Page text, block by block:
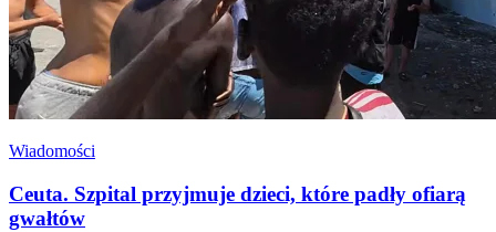
Wiadomości
Ceuta. Szpital przyjmuje dzieci, które padły ofiarą
gwałtów